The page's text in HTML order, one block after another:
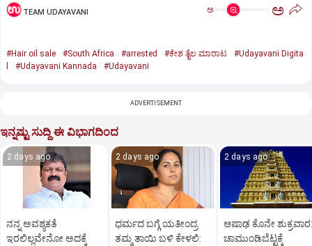
TEAM UDAYAVANI ಅ ಅ
#Hair oil sale #South Africa #arrested #ಕೇಶ ತೈಲ ಮಾರಾಟ
#Udayavani Digita
#Udayavani Kannada #Udayavani
ADVERTISEMENT
ಇನ್ನಷ್ಟು ಸುದ್ದಿ ಈ ವಿಭಾಗದಿಂದ
2 days ago
ನನ್ನ ಅವಶ್ಯಕತೆ
ಇರಲಿಲ್ಲವೇನೋ ಅದಕ್ಕೆ
2 days ago
ಧರ್ಮದ ಬಗ್ಗೆ ಯತೀಂದ್ರ
ತಮ್ಮ ತಾಯಿ ಬಳಿ ಕೇಳಲಿ:
2 days ago
ಆಷಾಢ ಕೊನೇ ಶುಕ್ರವಾರ:
ಚಾಮುಂಡಿಬೆಟ್ಟಕ್ಕೆ